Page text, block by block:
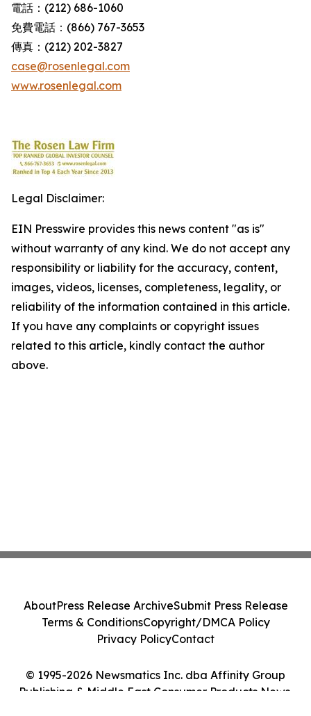
電話：(212) 686-1060
免費電話：(866) 767-3653
傳真：(212) 202-3827
case@rosenlegal.com
www.rosenlegal.com
Legal Disclaimer:
EIN Presswire provides this news content "as is"
without warranty of any kind. We do not accept any
responsibility or liability for the accuracy, content,
images, videos, licenses, completeness, legality, or
reliability of the information contained in this article.
If you have any complaints or copyright issues
related to this article, kindly contact the author
above.
© 1995-2026 Newsmatics Inc. dba Affinity Group
Publishing & Middle East Consumer Products News.
AboutPress Release ArchiveSubmit Press Release
Terms & ConditionsCopyright/DMCA Policy
Privacy PolicyContact